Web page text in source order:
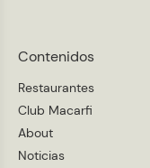
Contenidos
Restaurantes
Club Macarfi
About
Noticias